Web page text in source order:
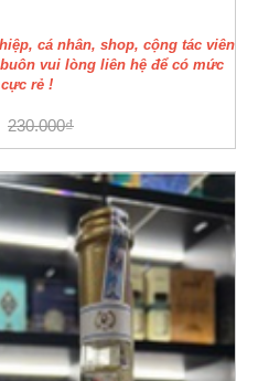
cá nhân, shop, cộng tác viên
vui lòng liên hệ để có mức
rẻ !
230.000₫